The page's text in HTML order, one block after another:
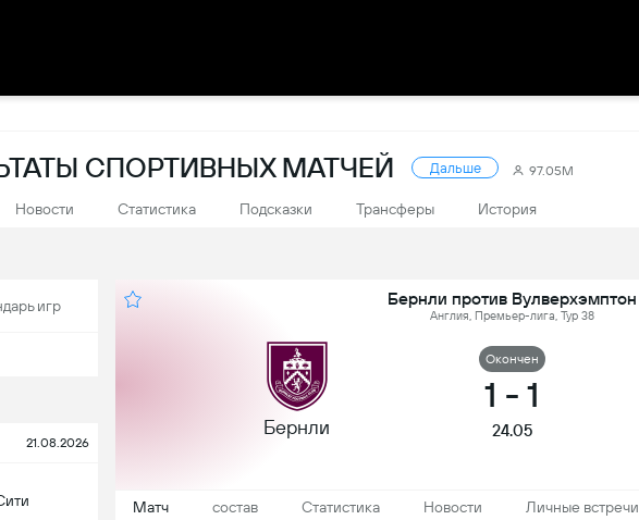
СПОРТИВНЫХ МАТЧЕЙ Дальше 97.05M
Новости Статистика Подсказки Трансферы История
игр
21.08.2026
Бернли против Вулверхэмптон
Англия, Премьер-лига, Тур 38
Бернли
Oкончен
1 - 1
24.05
Матч состав Статистика Новости Личные встречи